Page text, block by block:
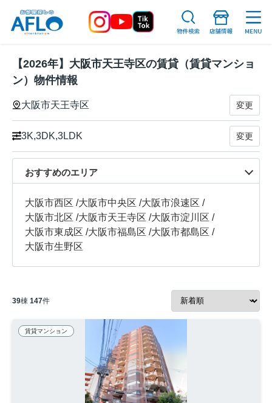
【2026年】大阪市天王寺区の賃貸（賃貸マンショ
ン）物件情報
大阪市天王寺区 変更
3K,3DK,3LDK 変更
おすすめのエリア
大阪市西区 /大阪市中央区 /大阪市浪速区 /
大阪市北区 /大阪市天王寺区 /大阪市淀川区 /
大阪市東成区 /大阪市福島区 /大阪市都島区 /
大阪市生野区
39棟 147件
賃貸マンション